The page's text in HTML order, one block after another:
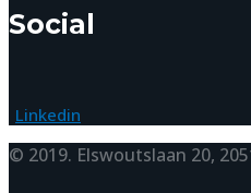
Social
Linkedin
© 2019. Elswoutslaan 20,